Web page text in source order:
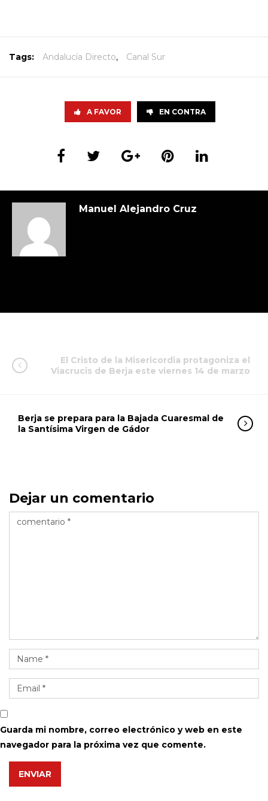
Tags: Andalucía Directo, Canal Sur
A FAVOR EN CONTRA
Manuel Alejandro Cruz
El Cristo de la Misericordia protagoniza el
Viacrucis de Berja este viernes 14 de marzo
Berja se prepara para la Bajada Cuaresmal de
la Santísima Virgen de Gádor
Dejar un comentario
Guarda mi nombre, correo electrónico y web en este
navegador para la próxima vez que comente.
ENVIAR